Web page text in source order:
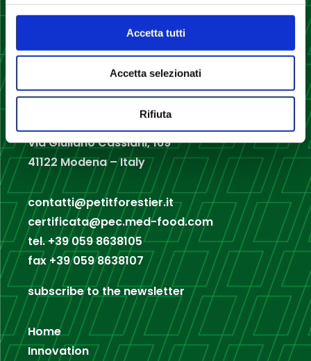
Accetta tutti
Accetta selezionati
Rifiuta
Via Giuliano Cassiani, 169
41122 Modena – Italy
contatti@petitforestier.it
certificata@pec.med-food.com
tel.+39 059 8638105
fax+39 059 8638107
subscribe to the newsletter
Home
Innovation